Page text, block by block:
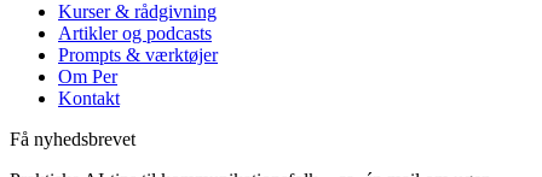
Kurser & rådgivning
Artikler og podcasts
Prompts & værktøjer
Om Per
Kontakt
Få nyhedsbrevet